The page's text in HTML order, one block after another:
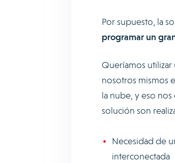
Por supuesto, la
programar un
Queríamos utilizar
nosotros mismos
la nube, y eso nos
solución son
Necesidad de
interconectada